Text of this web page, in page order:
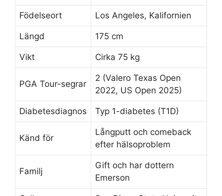
Födelseort Los Angeles, Kalifornien
Längd 175 cm
Vikt Cirka 75 kg
PGA Tour-segrar
2 (Valero Texas Open
2022, US Open 2025)
Diabetesdiagnos Typ 1-diabetes (T1D)
Känd för
Långputt och comeback
efter hälsoproblem
Familj
Gift och har dottern
Emerson